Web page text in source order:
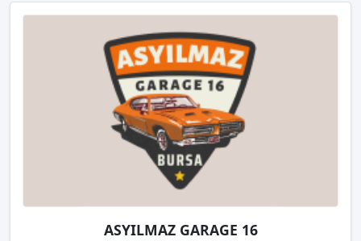
ASYILMAZ GARAGE 16